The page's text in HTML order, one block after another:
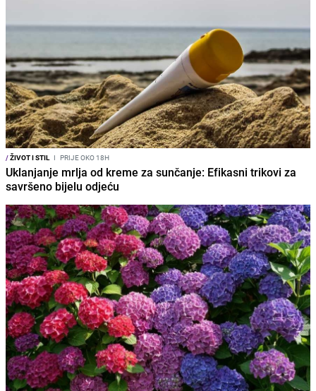
/ŽIVOT I STIL I PRIJE OKO 18H
Uklanjanje mrlja od kreme za sunčanje: Efikasni trikovi za
savršeno bijelu odjeću